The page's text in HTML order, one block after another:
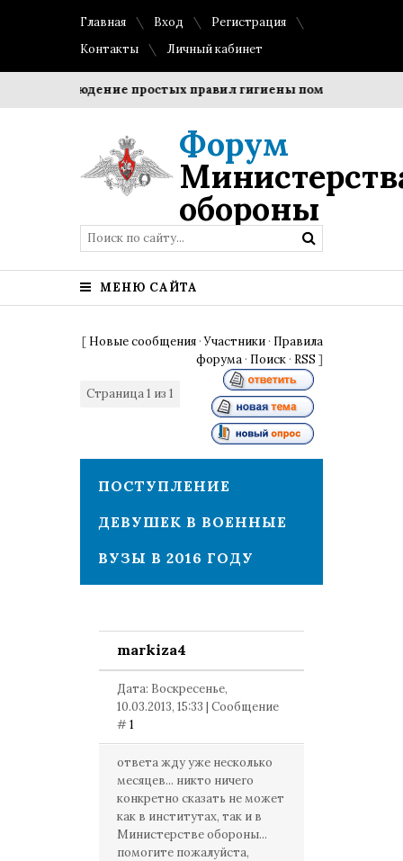
Главная Вход
Регистрация
Контакты
Личный кабинет
Соблюдение простых правил гигиены помогает
Форум
обороны
МЕНЮ САЙТА
[ Новые сообщения ·Участники · Правила
форума · Поиск · RSS ]
Страница1 из 1
ПОСТУПЛЕНИЕ
ДЕВУШЕК В ВОЕННЫЕ
ВУЗЫ В 2016 ГОДУ
markiza4
Дата: Воскресенье,
10.03.2013, 15:33 | Сообщение
#1
ответа жду уже несколько
месяцев... никто ничего
конкретно сказать не может
как в институтах, так и в
Министерстве обороны...
помогите пожалуйста,